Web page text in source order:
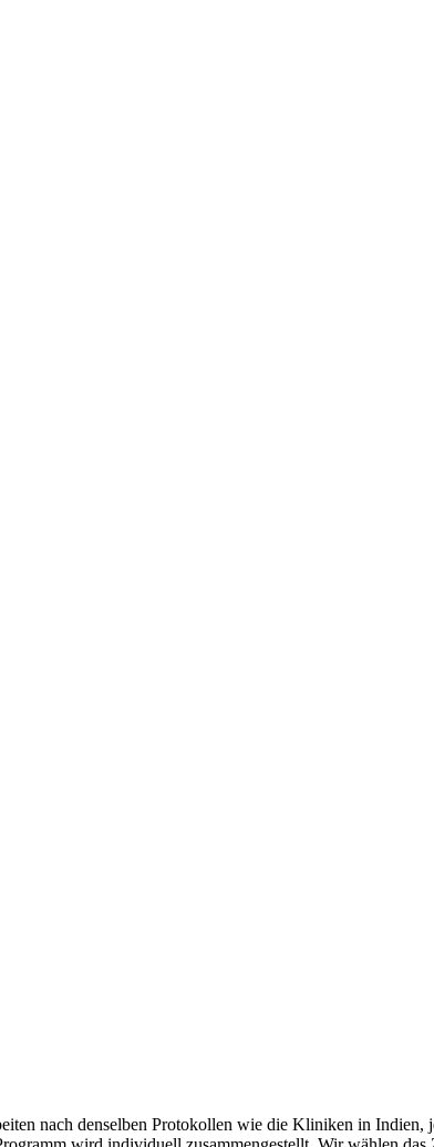
nach denselben Protokollen wie die Kliniken in Indien,